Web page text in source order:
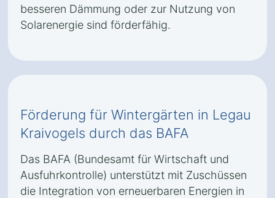
besseren Dämmung oder zur Nutzung von
Solarenergie sind förderfähig.
Förderung für Wintergärten in Legau
Kraivogels durch das BAFA
Das BAFA (Bundesamt für Wirtschaft und
Ausfuhrkontrolle) unterstützt mit Zuschüssen
die Integration von erneuerbaren Energien in